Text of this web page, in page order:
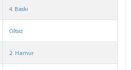
4. Baskı
Ciltsiz
2. Hamur